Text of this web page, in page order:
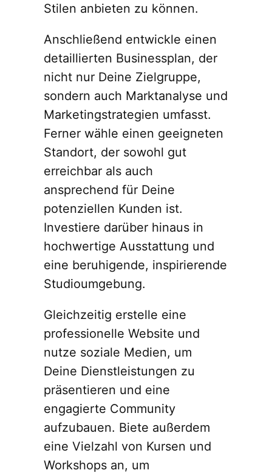
Stilen anbieten zu können.
Anschließend entwickle einen
detaillierten Businessplan, der
nicht nur Deine Zielgruppe,
sondern auch Marktanalyse und
Marketingstrategien umfasst.
Ferner wähle einen geeigneten
Standort, der sowohl gut
erreichbar als auch
ansprechend für Deine
potenziellen Kunden ist.
Investiere darüber hinaus in
hochwertige Ausstattung und
eine beruhigende, inspirierende
Studioumgebung.
Gleichzeitig erstelle eine
professionelle Website und
nutze soziale Medien, um
Deine Dienstleistungen zu
präsentieren und eine
engagierte Community
aufzubauen. Biete außerdem
eine Vielzahl von Kursen und
Workshops an, um